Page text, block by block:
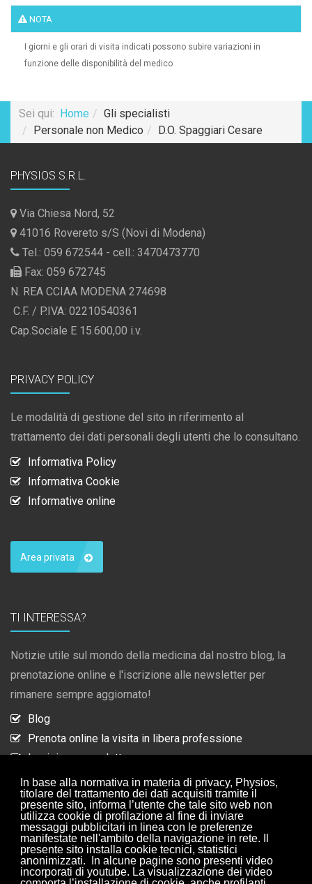
In base alla normativa in materia di privacy, Physios,
titolare del trattamento dei dati acquisiti tramite il
presente sito, informa l’utente che tale sito web non
utilizza cookie di profilazione al fine di inviare
messaggi pubblicitari in linea con le preferenze
manifestate nell'ambito della navigazione in rete. Il
presente sito installa cookie tecnici, statistici
anonimizzati. In alcune pagine sono presenti video
incorporati di youtube. La visualizzazione dei video
NOTA
I giorni e gli orari di visita indicati possono subire variazioni in
funzione delle disponibilità del medico
Sei qui: Home
Gli specialisti
Personale non Medico
D.O. Spaggiari Cesare
PHYSIOS S.R.L.
Via Chiesa Nord, 52
41016 Rovereto s/S (Novi di Modena)
Tel.: 059 672544 - cell.: 3470473770
Fax: 059 672745
N. REA CCIAA MODENA 274698
C.F. / P.IVA: 02210540361
Cap.Sociale E 15.600,00 i.v.
PRIVACY POLICY
Le modalità di gestione del sito in riferimento al
trattamento dei dati personali degli utenti che lo consultano.
Informativa Policy
Informativa Cookie
Informative online
Area privata
TI INTERESSA?
Notizie utile sul mondo della medicina dal nostro blog, la
prenotazione online e l'iscrizione alle newsletter per
rimanere sempre aggiornato!
Blog
Prenota online la visita in libera professione
Iscrizione newsletter
Collaborazioni
ISCRIZIONE NEWSLETTER
Iscriviti alle nostre newsletter per rimanere sempre